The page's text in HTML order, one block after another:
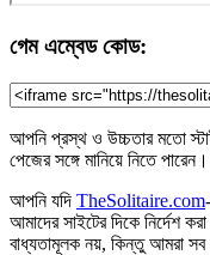
গেম এম্বেড কোড:
আপনি প্রস্থ ও উচ্চতার মতো
পেজের সঙ্গে মানিয়ে নিতে
আপনি যদি TheSolitaire.com
আমাদের সাইটের দিকে নির্দেশ
বাধ্যতামূলক নয়, কিন্তু আমরা